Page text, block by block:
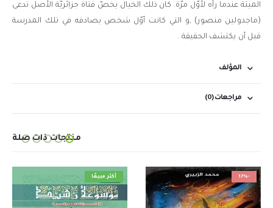
الميتة عندما رآه لأوّل مرّة. كان ذلك الخيال يخصّ فتاة جزائريّة الأصل تدعى
(ماجدولين منصور) ,و التي كانت أوّل شخص يصادفه في تلك المدرسة
قبل أن يكتشف الحقيقة .
المؤلف
مراجعات (0)
منتجات ذات صلة
-17% أكثر مبيعًا